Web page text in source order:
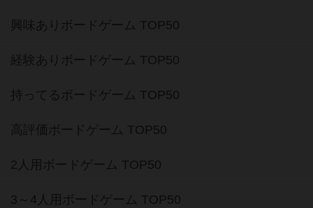
興味ありボードゲーム TOP50
経験ありボードゲーム TOP50
持ってるボードゲーム TOP50
高評価ボードゲーム TOP50
2人用ボードゲーム TOP50
3～4人用ボードゲーム TOP50